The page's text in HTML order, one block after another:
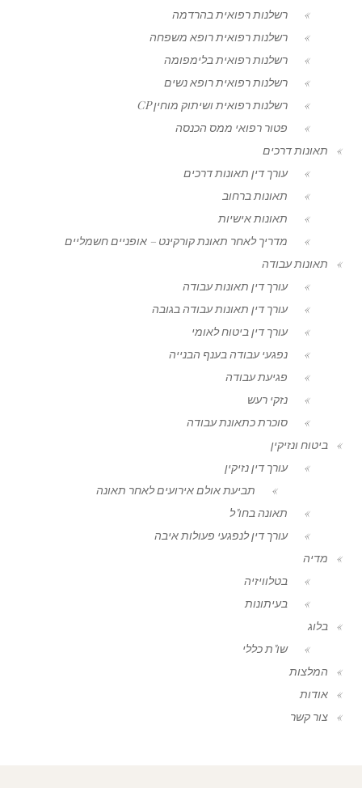
רשלנות רפואית בהרדמה
רשלנות רפואית רופא משפחה
רשלנות רפואית בלימפומה
רשלנות רפואית רופא נשים
רשלנות רפואית ושיתוק מוחין CP
פטור רפואי ממס הכנסה
תאונות דרכים
עורך דין תאונות דרכים
תאונות ברחוב
תאונות אישיות
מדריך לאחר תאונת קורקינט – אופניים חשמליים
תאונות עבודה
עורך דין תאונות עבודה
עורך דין תאונות עבודה בגובה
עורך דין ביטוח לאומי
נפגעי עבודה בענף הבנייה
פגיעת עבודה
נזקי רעש
סוכרת כתאונת עבודה
ביטוח ונזיקין
עורך דין נזיקין
תביעת אולם אירועים לאחר תאונה
תאונה בחו"ל
עורך דין לנפגעי פעולות איבה
מדיה
בטלוויזיה
בעיתונות
בלוג
שו"ת כללי
המלצות
אודות
צור קשר